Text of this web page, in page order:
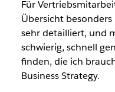
Für
Übersicht
sehr detailliert, und
schwierig, schnell
finden, die ich
Business Strategy.